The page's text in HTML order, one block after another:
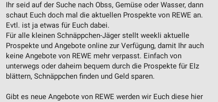
Ihr seid auf der Suche nach Obss, Gemüse oder Wasser, dann
schaut Euch doch mal die aktuellen Prospekte von REWE an.
Evtl. ist ja etwas für Euch dabei.
Für alle kleinen Schnäppchen-Jäger stellt weekli aktuelle
Prospekte und Angebote online zur Verfügung, damit Ihr auch
keine Angebote von REWE mehr verpasst. Einfach von
unterwegs oder daheim bequem durch die Prospekte für Elz
blättern, Schnäppchen finden und Geld sparen.
Gibt es neue Angebote von REWE werden wir Euch diese hier